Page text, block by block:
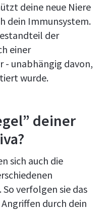
deine neue Niere
dein Immunsystem.
der
einer
unabhängig davon,
wurde.
deiner
sich auch die
verfolgen sie das
durch dein